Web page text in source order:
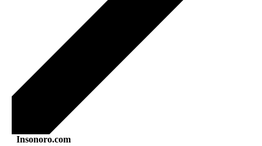
Insonoro.com